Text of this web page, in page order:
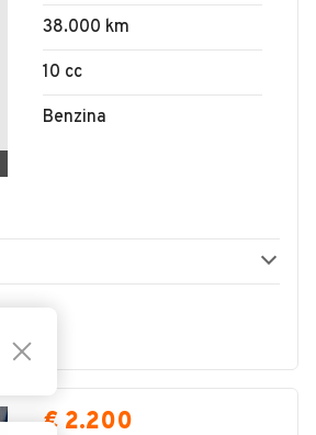
38.000 km
10 cc
Benzina
€ 2.200